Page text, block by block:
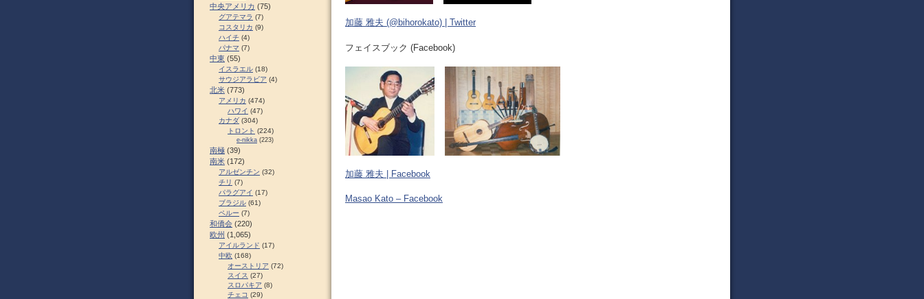
加藤 雅夫 (@bihorokato) | Twitter
フェイスブック (Facebook)
加藤 雅夫 | Facebook
Masao Kato – Facebook
中央アメリカ (75)
グアテマラ (7)
コスタリカ (9)
ハイチ (4)
パナマ (7)
中東 (55)
イスラエル (18)
サウジアラビア (4)
北米 (773)
アメリカ (474)
ハワイ (47)
カナダ (304)
トロント (224)
e-nikka (223)
南極 (39)
南米 (172)
アルゼンチン (32)
チリ (7)
パラグアイ (17)
ブラジル (61)
ペルー (7)
和僑会 (220)
欧州 (1,065)
アイルランド (17)
中欧 (168)
オーストリア (72)
スイス (27)
スロパキア (8)
チェコ (29)